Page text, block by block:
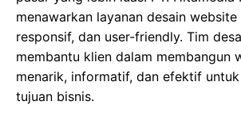
menawarkan layanan desain
responsif, dan user-friendly. Tim
membantu klien dalam membangun
menarik, informatif, dan efektif
tujuan bisnis.